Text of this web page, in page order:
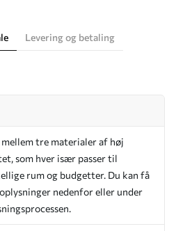
Levering og betaling
tre materialer af høj
som hver især passer til
rum og budgetter. Du kan få
nedenfor eller under